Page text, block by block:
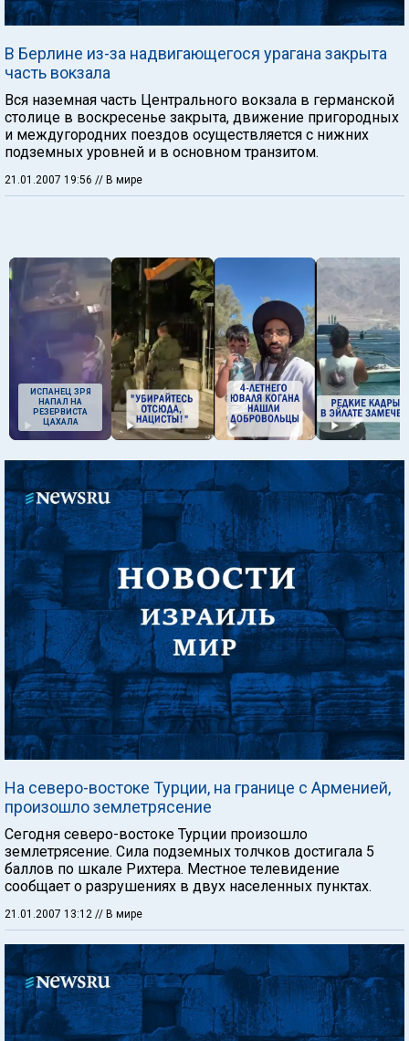
В Берлине из-за надвигающегося урагана закрыта
часть вокзала
Вся наземная часть Центрального вокзала в германской
столице в воскресенье закрыта, движение пригородных
и междугородних поездов осуществляется с нижних
подземных уровней и в основном транзитом.
21.01.2007 19:56 // В мире
ИСПАНЕЦ ЗРЯ
НАПАЛ НА
РЕЗЕРВИСТА
ЦАХАЛА
На северо-востоке Турции, на границе с Арменией,
произошло землетрясение
Сегодня северо-востоке Турции произошло
землетрясение. Сила подземных толчков достигала 5
баллов по шкале Рихтера. Местное телевидение
сообщает о разрушениях в двух населенных пунктах.
21.01.2007 13:12 // В мире